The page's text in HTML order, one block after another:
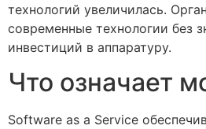
технологий увеличилась.
современные технологии без
инвестиций в аппаратуру.
Что означает
Software as a Service